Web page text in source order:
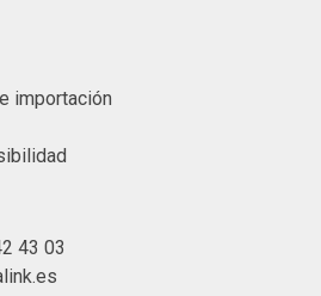
importación
43 03